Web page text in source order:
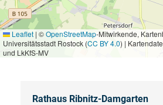
Leaflet | ©OpenStreetMap-Mitwirkende,
Universitätsstadt Rostock (CC BY 4.0) |
und LkKfS-MV
Rathaus Ribnitz-Damgarten